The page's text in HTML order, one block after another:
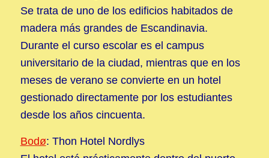
Se trata de uno de los edificios habitados de
madera más grandes de Escandinavia.
Durante el curso escolar es el campus
universitario de la ciudad, mientras que en los
meses de verano se convierte en un hotel
gestionado directamente por los estudiantes
desde los años cincuenta.
Bodø: Thon Hotel Nordlys